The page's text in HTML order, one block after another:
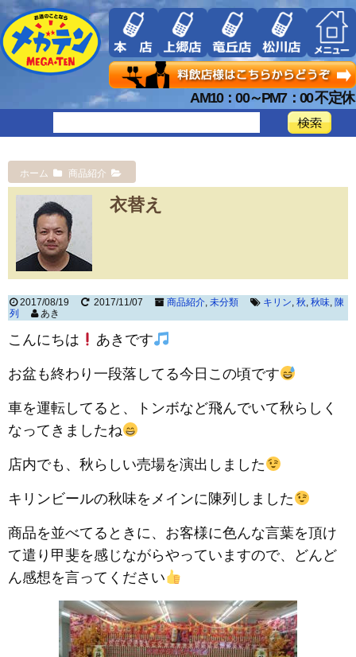
AM10：00～PM7：00 不定休
ホーム 商品紹介
衣替え
2017/08/19 2017/11/07 商品紹介, 未分類 キリン, 秋, 秋味, 陳
列
あき
こんにちは あきです
お盆も終わり一段落してる今日この頃です
車を運転してると、トンボなど飛んでいて秋らしく
なってきましたね
店内でも、秋らしい売場を演出しました
キリンビールの秋味をメインに陳列しました
商品を並べてるときに、お客様に色んな言葉を頂け
て遣り甲斐を感じながらやっていますので、どんど
ん感想を言ってください